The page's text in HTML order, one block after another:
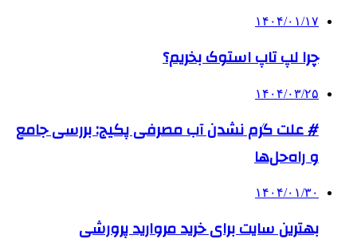
۱۴۰۴/۰۱/۱۷
چرا لپ تاپ استوک بخریم؟
۱۴۰۴/۰۳/۲۵
# علت گرم نشدن آب مصرفی پکیج: بررسی جامع
و راه‌حل‌ها
۱۴۰۴/۰۱/۳۰
بهترین سایت برای خرید مروارید پرورشی